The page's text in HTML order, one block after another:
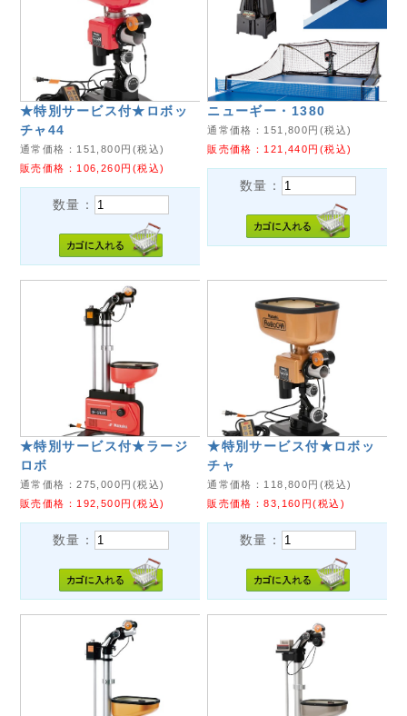
★特別サービス付★ロボッ
チャ44
通常価格： 151,800 円(税込)
販売価格：106,260 円(税込)
数量：
ニューギー・1380
通常価格： 151,800 円(税込)
販売価格：121,440 円(税込)
数量：
★特別サービス付★ラージ
ロボ
通常価格：275,000円(税込)
販売価格： 192,500円(税込)
数量：
★特別サービス付★ロボッ
チャ
通常価格： 118,800円(税込)
販売価格：83,160 円(税込)
数量：